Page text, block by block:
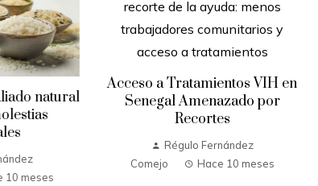
natural
10 meses
Acceso a Tratamientos VIH en
Senegal Amenazado por
Recortes
Régulo Fernández
Comejo
Hace 10 meses